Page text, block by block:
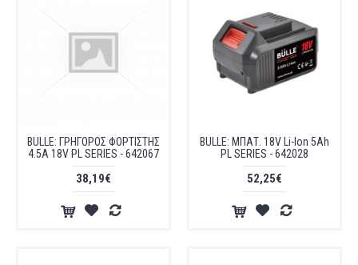
BULLE: ΓΡΗΓΟΡΟΣ ΦΟΡΤΙΣΤΗΣ
4.5A 18V PL SERIES - 642067
38,19€
BULLE: ΜΠΑΤ. 18V Li-Ion 5Ah
PL SERIES - 642028
52,25€